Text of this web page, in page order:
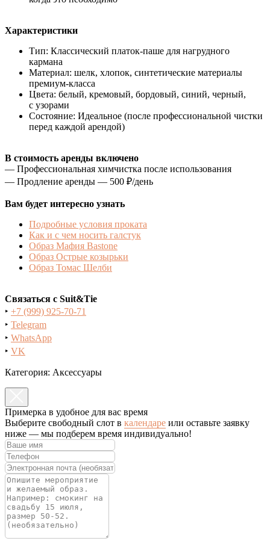
Характеристики
Тип: Классический платок-паше для нагрудного
кармана
Материал: шелк, хлопок, синтетические материалы
премиум-класса
Цвета: белый, кремовый, бордовый, синий, черный,
с узорами
Состояние: Идеальное (после профессиональной чистки
перед каждой арендой)
В стоимость аренды включено
— Профессиональная химчистка после использования
— Продление аренды — 500 ₽/день
Вам будет интересно узнать
Подробные условия проката
Как и с чем носить галстук
Образ Мафия Bastone
Образ Острые козырьки
Образ Томас Шелби
Связаться с Suit&Tie
‣ +7 (999) 925-70-71
‣ Telegram
‣ WhatsApp
‣ VK
Категория: Аксессуары
Примерка в удобное для вас время
Выберите свободный слот в календаре или оставьте заявку
ниже — мы подберем время индивидуально!